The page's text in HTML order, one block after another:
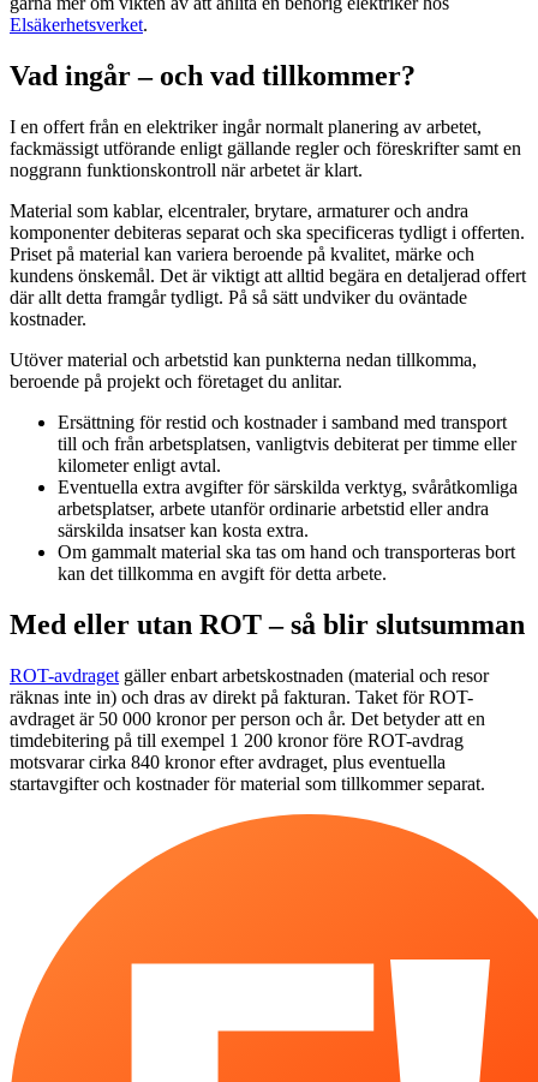
Elsäkerhetsverket.
Vad ingår – och vad tillkommer?
I en offert från en elektriker ingår normalt planering av arbetet,
fackmässigt utförande enligt gällande regler och föreskrifter samt en
noggrann funktionskontroll när arbetet är klart.
Material som kablar, elcentraler, brytare, armaturer och andra
komponenter debiteras separat och ska specificeras tydligt i offerten.
Priset på material kan variera beroende på kvalitet, märke och
kundens önskemål. Det är viktigt att alltid begära en detaljerad offert
där allt detta framgår tydligt. På så sätt undviker du oväntade
kostnader.
Utöver material och arbetstid kan punkterna nedan tillkomma,
beroende på projekt och företaget du anlitar.
Ersättning för restid och kostnader i samband med transport
till och från arbetsplatsen, vanligtvis debiterat per timme eller
kilometer enligt avtal.
Eventuella extra avgifter för särskilda verktyg, svåråtkomliga
arbetsplatser, arbete utanför ordinarie arbetstid eller andra
särskilda insatser kan kosta extra.
Om gammalt material ska tas om hand och transporteras bort
kan det tillkomma en avgift för detta arbete.
Med eller utan ROT – så blir slutsumman
ROT-avdraget gäller enbart arbetskostnaden (material och resor
räknas inte in) och dras av direkt på fakturan. Taket för ROT-
avdraget är 50 000 kronor per person och år. Det betyder att en
timdebitering på till exempel 1 200 kronor före ROT-avdrag
motsvarar cirka 840 kronor efter avdraget, plus eventuella
startavgifter och kostnader för material som tillkommer separat.